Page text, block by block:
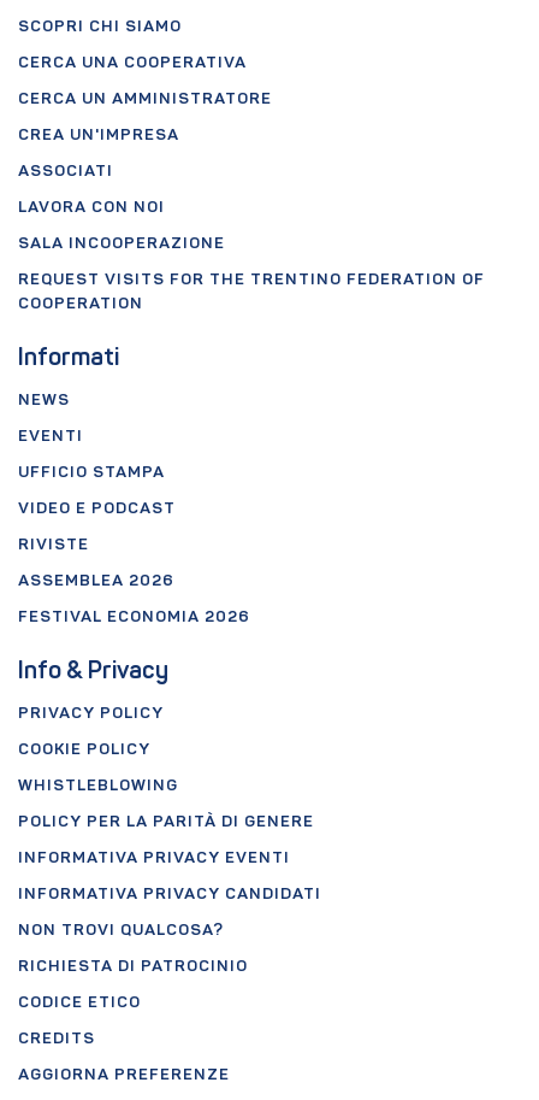
SCOPRI CHI SIAMO
CERCA UNA COOPERATIVA
CERCA UN AMMINISTRATORE
CREA UN'IMPRESA
ASSOCIATI
LAVORA CON NOI
SALA INCOOPERAZIONE
REQUEST VISITS FOR THE TRENTINO FEDERATION OF
COOPERATION
Informati
NEWS
EVENTI
UFFICIO STAMPA
VIDEO E PODCAST
RIVISTE
ASSEMBLEA 2026
FESTIVAL ECONOMIA 2026
Info & Privacy
PRIVACY POLICY
COOKIE POLICY
WHISTLEBLOWING
POLICY PER LA PARITÀ DI GENERE
INFORMATIVA PRIVACY EVENTI
INFORMATIVA PRIVACY CANDIDATI
NON TROVI QUALCOSA?
RICHIESTA DI PATROCINIO
CODICE ETICO
CREDITS
AGGIORNA PREFERENZE